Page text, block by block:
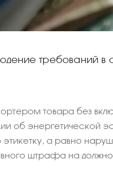
требований
товара без
об энергетической
а равно
штрафа на